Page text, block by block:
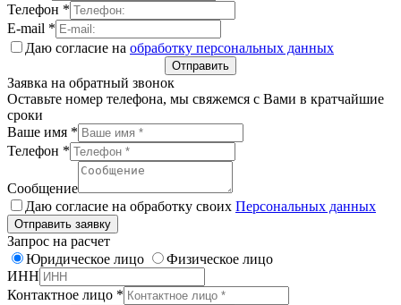
Телефон *
E-mail *
Даю согласие на обработку персональных данных
Отправить
Заявка на обратный звонок
Оставьте номер телефона, мы свяжемся с Вами в кратчайшие
сроки
Ваше имя *
Телефон *
Сообщение
Даю согласие на обработку своих Персональных данных
Отправить заявку
Запрос на расчет
Юридическое лицо
Физическое лицо
ИНН
Контактное лицо *